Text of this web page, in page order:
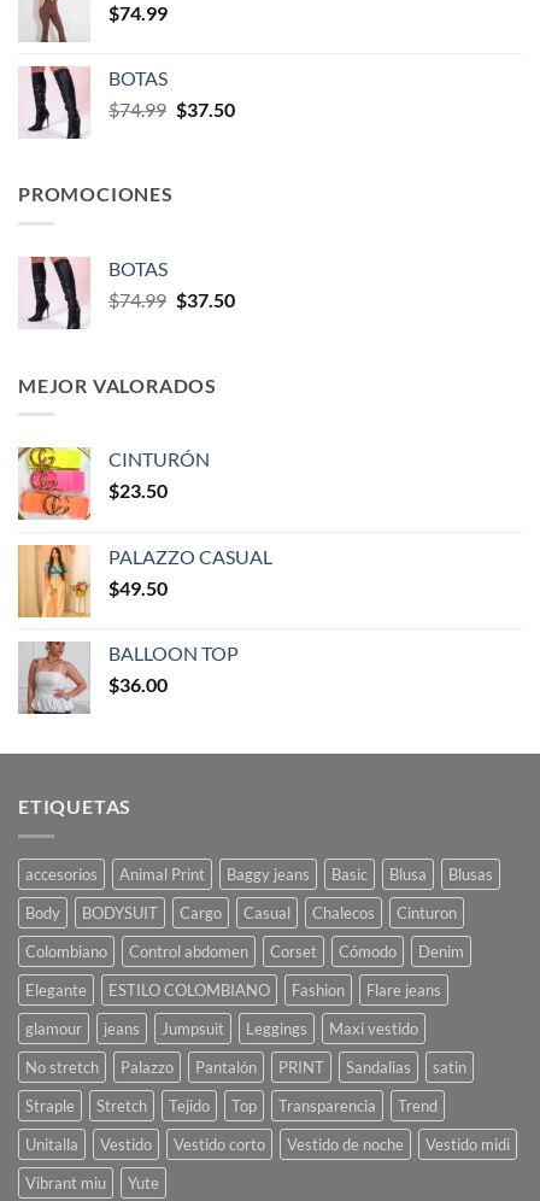
$74.99
BOTAS
$74.99 $37.50
PROMOCIONES
BOTAS
$74.99 $37.50
MEJOR VALORADOS
CINTURÓN
$23.50
PALAZZO CASUAL
$49.50
BALLOON TOP
$36.00
ETIQUETAS
accesorios Animal Print Baggy jeans Basic Blusa
Blusas
Body
BODYSUIT Cargo Casual Chalecos
Cinturon
Colombiano
Control abdomen Corset Cómodo
Denim
Elegante
ESTILO COLOMBIANO Fashion
Flare jeans
glamour
jeans Jumpsuit Leggings
Maxi vestido
No stretch
Palazzo Pantalón PRINT Sandalias
satin
Straple
Stretch Tejido Top Transparencia
Trend
Unitalla
Vestido Vestido corto Vestido de noche
Vestido midi
Vibrant miu
Yute